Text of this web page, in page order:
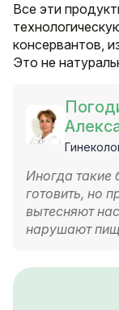
Все эти
консервантов,
Это не
Иногда такие
готовить, но
вытесняют
нарушают